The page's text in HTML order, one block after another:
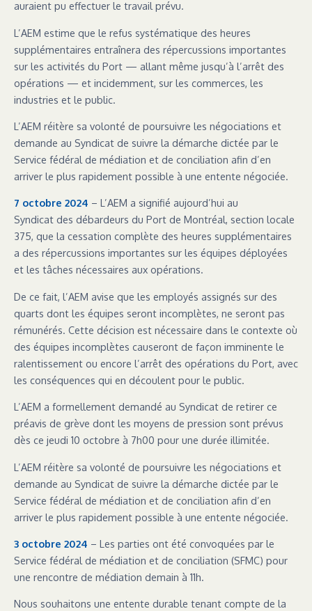
auraient pu effectuer le travail prévu.
L’AEM estime que le refus systématique des heures
supplémentaires entraînera des répercussions importantes
sur les activités du Port — allant même jusqu’à l’arrêt des
opérations — et incidemment, sur les commerces, les
industries et le public.
L’AEM réitère sa volonté de poursuivre les négociations et
demande au Syndicat de suivre la démarche dictée par le
Service fédéral de médiation et de conciliation afin d’en
arriver le plus rapidement possible à une entente négociée.
7 octobre 2024 – L’AEM a signifié aujourd’hui au
Syndicat des débardeurs du Port de Montréal, section locale
375, que la cessation complète des heures supplémentaires
a des répercussions importantes sur les équipes déployées
et les tâches nécessaires aux opérations.
De ce fait, l’AEM avise que les employés assignés sur des
quarts dont les équipes seront incomplètes, ne seront pas
rémunérés. Cette décision est nécessaire dans le contexte où
des équipes incomplètes causeront de façon imminente le
ralentissement ou encore l’arrêt des opérations du Port, avec
les conséquences qui en découlent pour le public.
L’AEM a formellement demandé au Syndicat de retirer ce
préavis de grève dont les moyens de pression sont prévus
dès ce jeudi 10 octobre à 7h00 pour une durée illimitée.
L’AEM réitère sa volonté de poursuivre les négociations et
demande au Syndicat de suivre la démarche dictée par le
Service fédéral de médiation et de conciliation afin d’en
arriver le plus rapidement possible à une entente négociée.
3 octobre 2024 – Les parties ont été convoquées par le
Service fédéral de médiation et de conciliation (SFMC) pour
une rencontre de médiation demain à 11h.
Nous souhaitons une entente durable tenant compte de la